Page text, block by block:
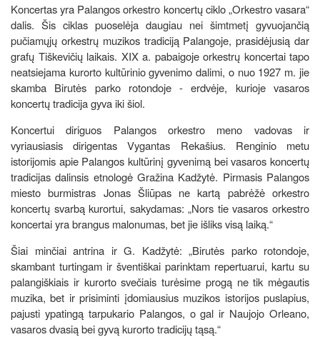
Koncertas yra Palangos orkestro koncertų ciklo „Orkestro vasara“
dalis. Šis ciklas puoselėja daugiau nei šimtmetį gyvuojančią
pučiamųjų orkestrų muzikos tradiciją Palangoje, prasidėjusią dar
grafų Tiškevičių laikais. XIX a. pabaigoje orkestrų koncertai tapo
neatsiejama kurorto kultūrinio gyvenimo dalimi, o nuo 1927 m. jie
skamba Birutės parko rotondoje - erdvėje, kurioje vasaros
koncertų tradicija gyva iki šiol.
Koncertui diriguos Palangos orkestro meno vadovas ir
vyriausiasis dirigentas Vygantas Rekašius. Renginio metu
istorijomis apie Palangos kultūrinį gyvenimą bei vasaros koncertų
tradicijas dalinsis etnologė Gražina Kadžytė. Pirmasis Palangos
miesto burmistras Jonas Šliūpas ne kartą pabrėžė orkestro
koncertų svarbą kurortui, sakydamas: „Nors tie vasaros orkestro
koncertai yra brangus malonumas, bet jie išliks visą laiką.“
Šiai minčiai antrina ir G. Kadžytė: „Birutės parko rotondoje,
skambant turtingam ir šventiškai parinktam repertuarui, kartu su
palangiškiais ir kurorto svečiais turėsime progą ne tik mėgautis
muzika, bet ir prisiminti įdomiausius muzikos istorijos puslapius,
pajusti ypatingą tarpukario Palangos, o gal ir Naujojo Orleano,
vasaros dvasią bei gyvą kurorto tradicijų tąsą.“